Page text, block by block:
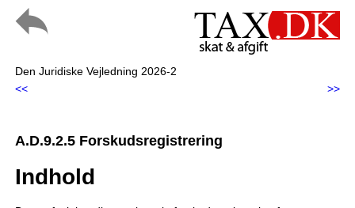
Den Juridiske Vejledning 2026-2
<<
>>
A.D.9.2.5 Forskudsregistrering
Indhold